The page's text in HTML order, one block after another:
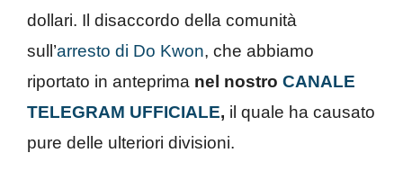
dollari. Il disaccordo della comunità
sull’arresto di Do Kwon, che abbiamo
riportato in anteprima nel nostro CANALE
TELEGRAM UFFICIALE, il quale ha causato
pure delle ulteriori divisioni.